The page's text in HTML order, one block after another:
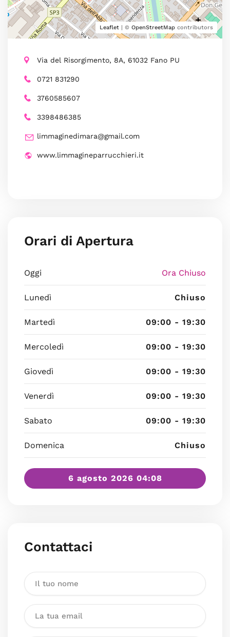
Leaflet | © OpenStreetMap contributors
Via del Risorgimento, 8A, 61032 Fano PU
0721 831290
3760585607
3398486385
limmaginedimara@gmail.com
www.limmagineparrucchieri.it
Orari di Apertura
Oggi Ora Chiuso
Lunedì Chiuso
Martedì 09:00 - 19:30
Mercoledì 09:00 - 19:30
Giovedì 09:00 - 19:30
Venerdì 09:00 - 19:30
Sabato 09:00 - 19:30
Domenica Chiuso
6 agosto 2026 04:08
Contattaci